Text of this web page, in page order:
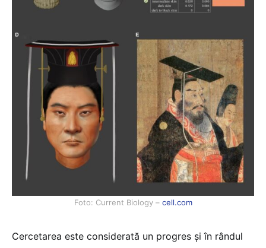
Foto: Current Biology – cell.com
Cercetarea este considerată un progres şi în rândul